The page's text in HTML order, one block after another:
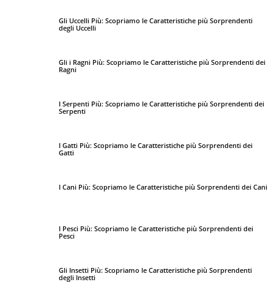
Gli Uccelli Più: Scopriamo le Caratteristiche più Sorprendenti
degli Uccelli
Gli i Ragni Più: Scopriamo le Caratteristiche più Sorprendenti dei
Ragni
I Serpenti Più: Scopriamo le Caratteristiche più Sorprendenti dei
Serpenti
I Gatti Più: Scopriamo le Caratteristiche più Sorprendenti dei
Gatti
I Cani Più: Scopriamo le Caratteristiche più Sorprendenti dei Cani
I Pesci Più: Scopriamo le Caratteristiche più Sorprendenti dei
Pesci
Gli Insetti Più: Scopriamo le Caratteristiche più Sorprendenti
degli Insetti